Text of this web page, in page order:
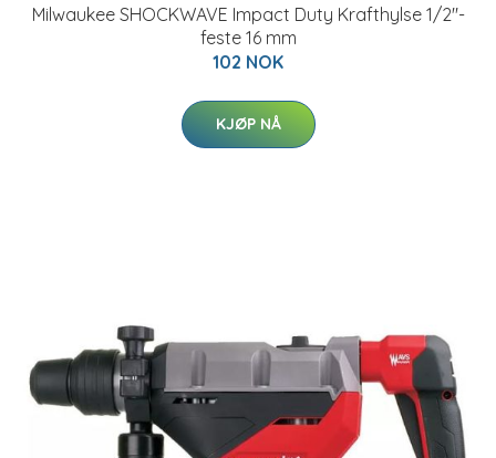
Milwaukee SHOCKWAVE Impact Duty Krafthylse 1/2"-
feste 16 mm
102 NOK
KJØP NÅ